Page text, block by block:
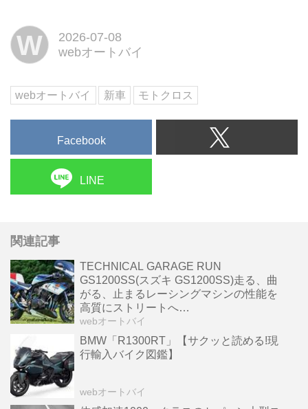
透けて見えるテーマに対し、スズ
W
2026-07-08
webオートバイ
webオートバイ 新車 モトクロス
Facebook
LINE
関連記事
TECHNICAL GARAGE RUN
GS1200SS(スズキ GS1200SS)走る、曲
がる、止まるレーシングマシンの性能を
高質にストリートへ
【Heritage&Legends】
webオートバイ
BMW「R1300RT」【サクッと読める!現
行輸入バイク図鑑】
webオートバイ